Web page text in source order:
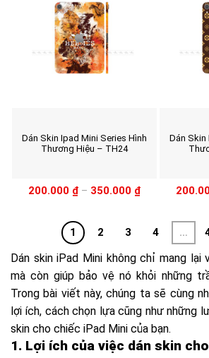
Dán Skin Ipad Mini Series Hình
Thương Hiệu – TH24
200.000 ₫– 350.000 ₫
Dán Skin
1 2 3 4 …
Dán skin iPad Mini không chỉ mang
mà còn giúp bảo vệ nó khỏi những
Trong bài viết này, chúng ta sẽ cùng
lợi ích, cách chọn lựa cũng như những
skin cho chiếc iPad Mini của bạn.
1. Lợi ích của việc dán skin